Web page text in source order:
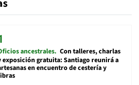
ancestrales Con talleres, charlas
exposición gratuita: Santiago reunirá a
en encuentro de cestería y